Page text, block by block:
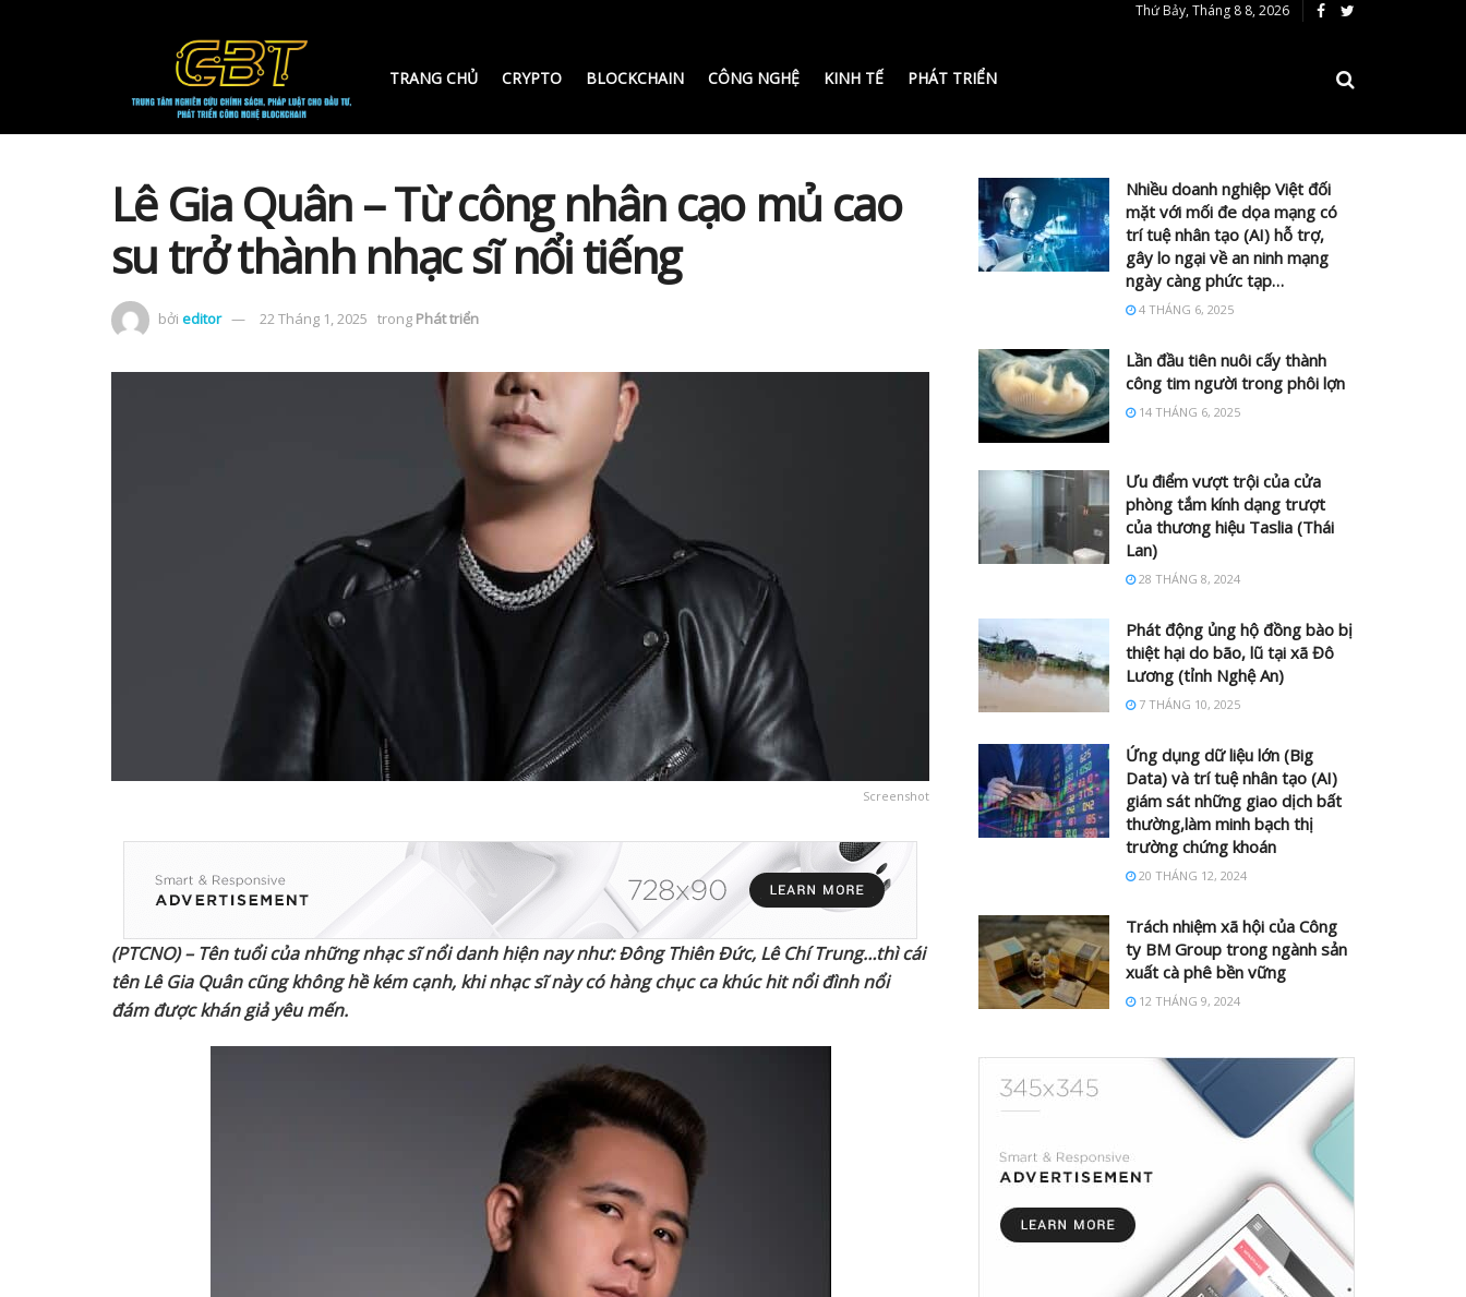
Thứ Bảy, Tháng 8 8, 2026
TRANG CHỦ CRYPTO BLOCKCHAIN CÔNG NGHỆ KINH TẾ PHÁT TRIỂN
Lê Gia Quân – Từ công nhân cạo mủ cao
su trở thành nhạc sĩ nổi tiếng
bởi editor 22 Tháng 1, 2025 trong Phát triển
Screenshot
(PTCNO) – Tên tuổi của những nhạc sĩ nổi danh hiện nay như: Đông Thiên Đức, Lê Chí Trung…thì cái
tên Lê Gia Quân cũng không hề kém cạnh, khi nhạc sĩ này có hàng chục ca khúc hit nổi đình nổi
đám được khán giả yêu mến.
Nhiều doanh nghiệp Việt đối
mặt với mối đe dọa mạng có
trí tuệ nhân tạo (AI) hỗ trợ,
gây lo ngại về an ninh mạng
ngày càng phức tạp…
4 THÁNG 6, 2025
Lần đầu tiên nuôi cấy thành
công tim người trong phôi lợn
14 THÁNG 6, 2025
Ưu điểm vượt trội của cửa
phòng tắm kính dạng trượt
của thương hiệu Taslia (Thái
Lan)
28 THÁNG 8, 2024
Phát động ủng hộ đồng bào bị
thiệt hại do bão, lũ tại xã Đô
Lương (tỉnh Nghệ An)
7 THÁNG 10, 2025
Ứng dụng dữ liệu lớn (Big
Data) và trí tuệ nhân tạo (AI)
giám sát những giao dịch bất
thường,làm minh bạch thị
trường chứng khoán
20 THÁNG 12, 2024
Trách nhiệm xã hội của Công
ty BM Group trong ngành sản
xuất cà phê bền vững
12 THÁNG 9, 2024